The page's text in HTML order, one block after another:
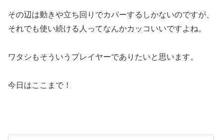
その辺は動きや立ち回りでカバーするしかないのですが、
それでも使い続ける人ってなんかカッコいいですよね。
ワタシもそういうプレイヤーでありたいと思います。
今日はここまで！